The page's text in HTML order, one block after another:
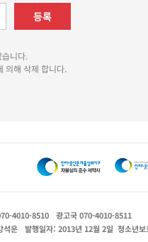
등록
니다.
의해 삭제 합니다.
4010-8510
광고국 070-4010-8511
석운 발행일자: 2013년 12월 2일 청소년